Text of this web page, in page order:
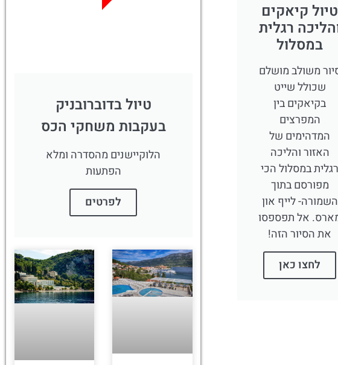
טיול קיאקים
רגלית
במסלול
משולב מושלם
שכולל שייט
בקיאקים בין
המפרצים
המדהימים של
האזור והליכה
רגלית במסלול הכי
מפורסם בתוך
השמורה- לייף און
אל תפספסו
את הסיור הזה!
לחצו כאן
לחצו פה!
טיול בדוברובניק
בעקבות משחקי הכס
הלוקיישנים מהסדרה ומלא
הפתעות
לפרטים